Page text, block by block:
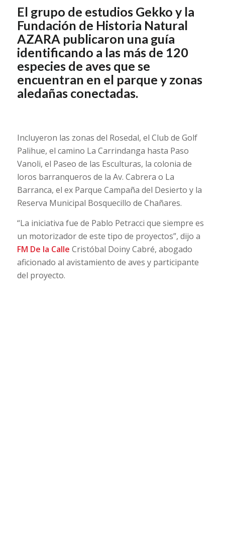
El grupo de estudios Gekko y la
Fundación de Historia Natural
AZARA publicaron una guía
identificando a las más de 120
especies de aves que se
encuentran en el parque y zonas
aledañas conectadas.
Incluyeron las zonas del Rosedal, el Club de Golf
Palihue, el camino La Carrindanga hasta Paso
Vanoli, el Paseo de las Esculturas, la colonia de
loros barranqueros de la Av. Cabrera o La
Barranca, el ex Parque Campaña del Desierto y la
Reserva Municipal Bosquecillo de Chañares.
“La iniciativa fue de Pablo Petracci que siempre es
un motorizador de este tipo de proyectos”, dijo a
FM De la Calle Cristóbal Doiny Cabré, abogado
aficionado al avistamiento de aves y participante
del proyecto.